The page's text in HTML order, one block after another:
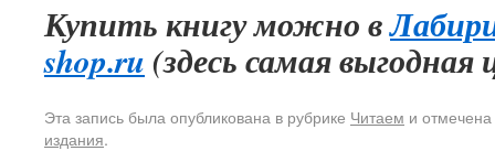
Купить книгу можно в
shop.ru(здесь самая выгодная
Эта запись была опубликована в рубрике Читаем и
издания.